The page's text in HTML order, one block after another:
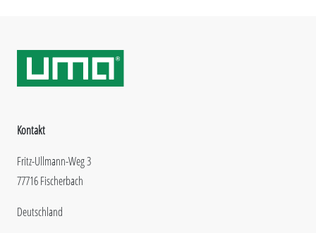
Kontakt
Fritz-Ullmann-Weg 3
77716 Fischerbach
Deutschland